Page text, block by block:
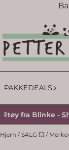
Hopp til innhold
PAKKEDEALS
Blinke - Shop her
Hjem /SALG 💥 /